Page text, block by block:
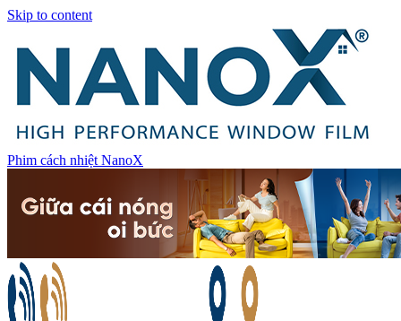
Skip to content
Phim cách nhiệt NanoX